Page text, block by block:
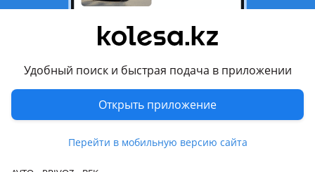
Удобный поиск и быстрая подача в приложении
Открыть приложение
Перейти в мобильную версию сайта
- 2003 7 поколение (EU/EP/EV/EM2/ES/ET)
Комментарий продавца
Порог на Honda Civic 1994-2002 привозной в оригинале
цена за один продаются по парам пара 20000
Другие объявления продавца